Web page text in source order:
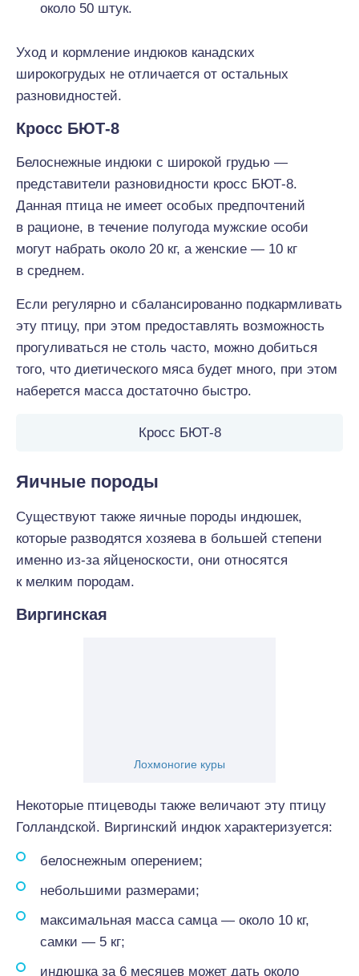
около 50 штук.
Уход и кормление индюков канадских
широкогрудых не отличается от остальных
разновидностей.
Кросс БЮТ-8
Белоснежные индюки с широкой грудью —
представители разновидности кросс БЮТ-8.
Данная птица не имеет особых предпочтений
в рационе, в течение полугода мужские особи
могут набрать около 20 кг, а женские — 10 кг
в среднем.
Если регулярно и сбалансированно подкармливать
эту птицу, при этом предоставлять возможность
прогуливаться не столь часто, можно добиться
того, что диетического мяса будет много, при этом
наберется масса достаточно быстро.
Кросс БЮТ-8
Яичные породы
Существуют также яичные породы индюшек,
которые разводятся хозяева в большей степени
именно из-за яйценоскости, они относятся
к мелким породам.
Виргинская
Лохмоногие куры
Некоторые птицеводы также величают эту птицу
Голландской. Виргинский индюк характеризуется:
белоснежным оперением;
небольшими размерами;
максимальная масса самца — около 10 кг,
самки — 5 кг;
индюшка за 6 месяцев может дать около